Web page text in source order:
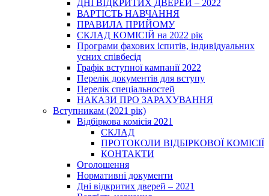
ДНІ ВІДКРИТИХ ДВЕРЕЙ – 2022
ВАРТІСТЬ НАВЧАННЯ
ПРАВИЛА ПРИЙОМУ
СКЛАД КОМІСІЙ на 2022 рік
Програми фахових іспитів, індивідуальних
усних співбесід
Графік вступної кампанії 2022
Перелік документів для вступу
Перелік спеціальностей
НАКАЗИ ПРО ЗАРАХУВАННЯ
Вступникам (2021 рік)
Відбіркова комісія 2021
СКЛАД
ПРОТОКОЛИ ВІДБІРКОВОЇ КОМІСІЇ
КОНТАКТИ
Оголошення
Нормативні документи
Дні відкритих дверей – 2021